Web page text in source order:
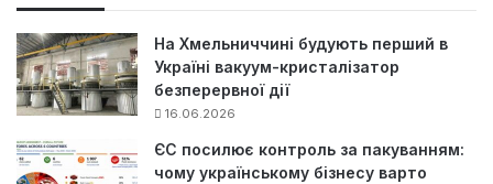
На Хмельниччині будують перший в
Україні вакуум-кристалізатор
безперервної дії
16.06.2026
ЄС посилює контроль за пакуванням:
чому українському бізнесу варто